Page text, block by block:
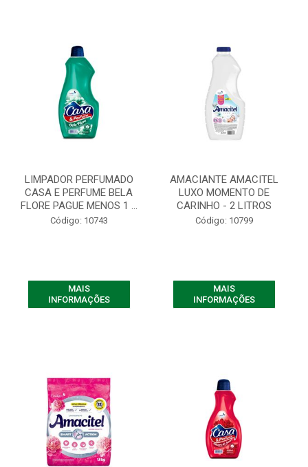
LIMPADOR PERFUMADO
CASA E PERFUME BELA
FLORE PAGUE MENOS 1 ...
Código: 10743
MAIS
INFORMAÇÕES
AMACIANTE AMACITEL
LUXO MOMENTO DE
CARINHO - 2 LITROS
Código: 10799
MAIS
INFORMAÇÕES